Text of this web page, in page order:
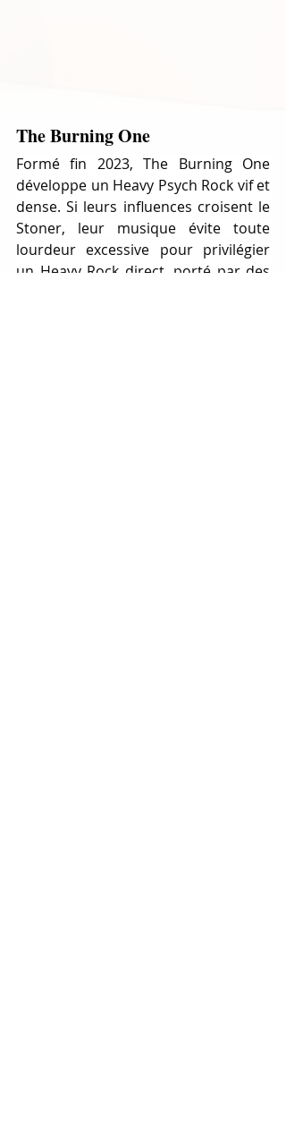
The Burning One
Formé fin 2023, The Burning One
développe un Heavy Psych Rock vif et
dense. Si leurs influences croisent le
Stoner, leur musique évite toute
lourdeur excessive pour privilégier
un Heavy Rock direct, porté par des